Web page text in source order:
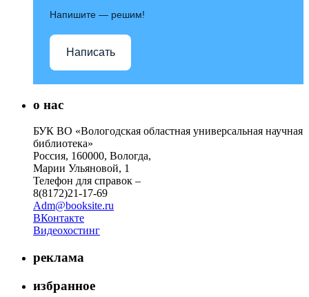
Напишите — решим!
Написать
о нас
БУК ВО «Вологодская областная универсальная научная
библиотека»
Россия, 160000, Вологда,
Марии Ульяновой, 1
Телефон для справок –
8(8172)21-17-69
Adm@booksite.ru
ВКонтакте
Видеохостинг
реклама
избранное